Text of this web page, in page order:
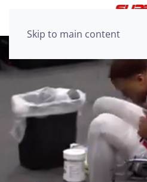
Skip to main content